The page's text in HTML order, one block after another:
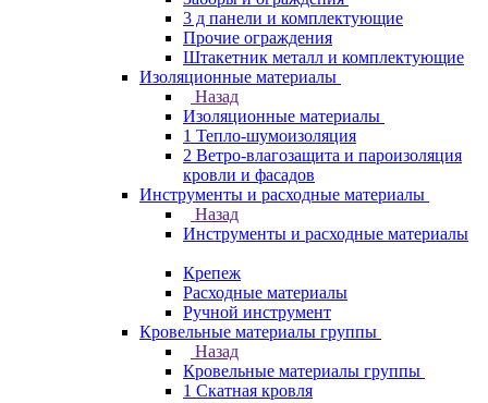
3 д панели и комплектующие
Прочие ограждения
Штакетник металл и комплектующие
Изоляционные материалы
Назад
Изоляционные материалы
1 Тепло-шумоизоляция
2 Ветро-влагозащита и пароизоляция
кровли и фасадов
Инструменты и расходные материалы
Назад
Инструменты и расходные материалы
Крепеж
Расходные материалы
Ручной инструмент
Кровельные материалы группы
Назад
Кровельные материалы группы
1 Скатная кровля